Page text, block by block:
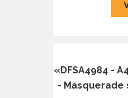
«DFSA4984 -
- Masquerade